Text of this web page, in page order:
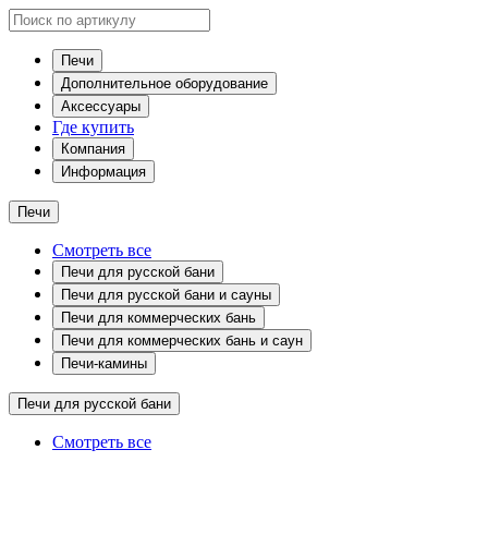
Печи
Дополнительное оборудование
Аксессуары
Где купить
Компания
Информация
Печи
Смотреть все
Печи для русской бани
Печи для русской бани и сауны
Печи для коммерческих бань
Печи для коммерческих бань и саун
Печи-камины
Печи для русской бани
Смотреть все